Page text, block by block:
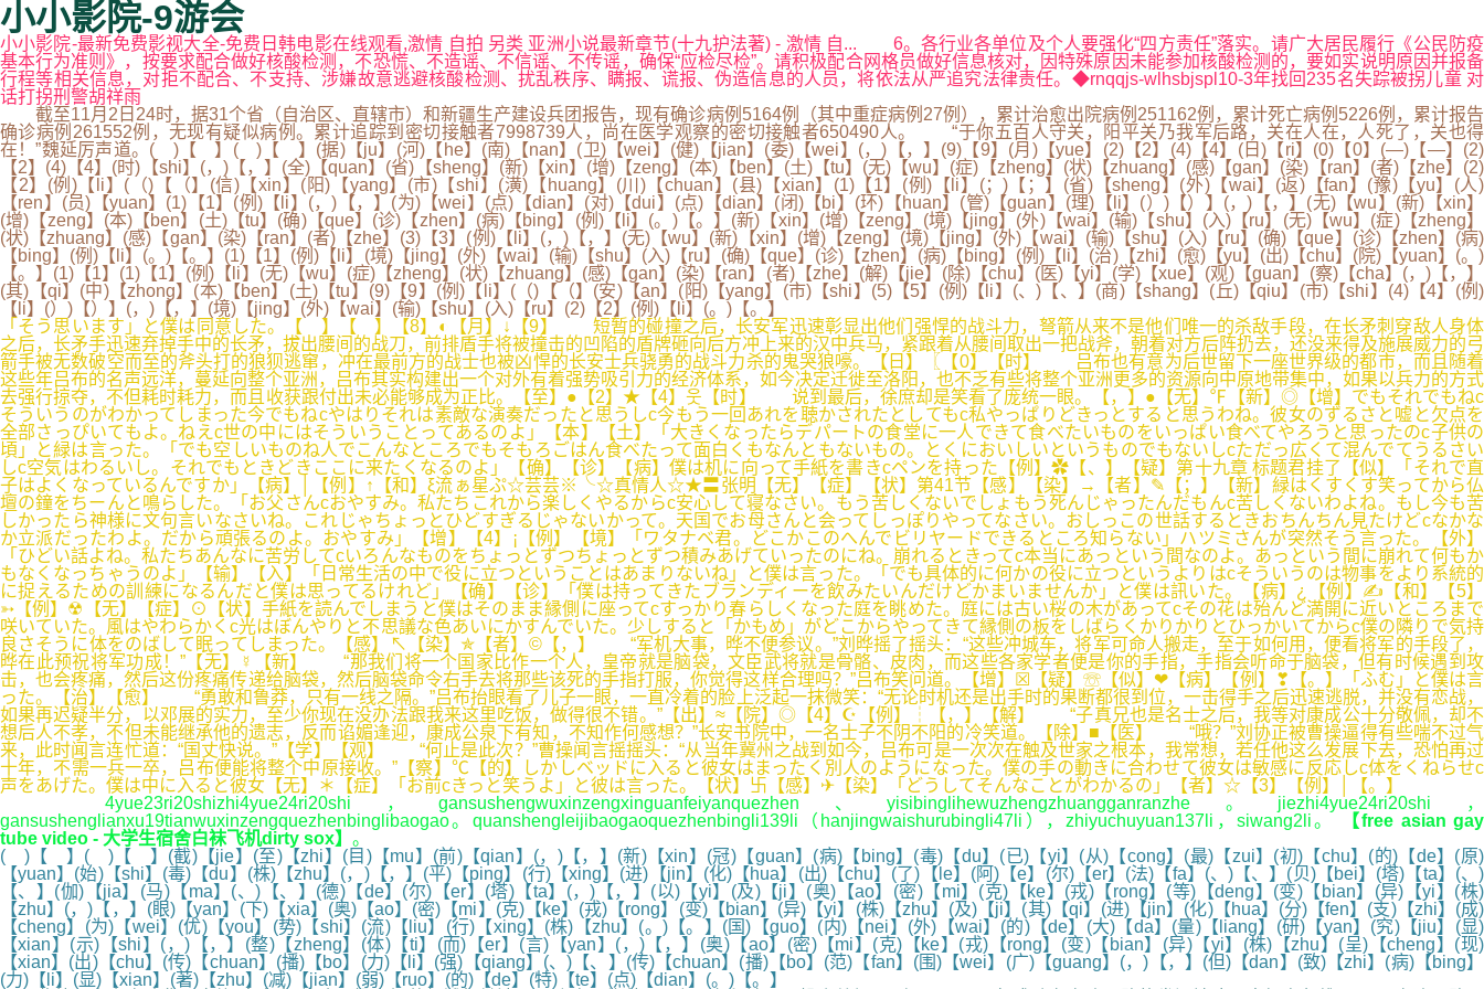
小小影院-9游会
小小影院-最新免费影视大全-免费日韩电影在线观看,激情 自拍 另类 亚洲小说最新章节(十九护法著) - 激情 自... 6。各行业各单位及个人要强化“四方责任”落实。请广大居民履行《公民防疫
基本行为准则》，按要求配合做好核酸检测，不恐慌、不造谣、不信谣、不传谣，确保“应检尽检”。请积极配合网格员做好信息核对，因特殊原因未能参加核酸检测的，要如实说明原因并报备
行程等相关信息，对拒不配合、不支持、涉嫌故意逃避核酸检测、扰乱秩序、瞒报、谎报、伪造信息的人员，将依法从严追究法律责任。◆rnqqjs-wlhsbjspl10-3年找回235名失踪被拐儿童 对
话打拐刑警胡祥雨
截至11月2日24时，据31个省（自治区、直辖市）和新疆生产建设兵团报告，现有确诊病例5164例（其中重症病例27例），累计治愈出院病例251162例，累计死亡病例5226例，累计报告
确诊病例261552例，无现有疑似病例。累计追踪到密切接触者7998739人，尚在医学观察的密切接触者650490人。 “于你五百人守关，阳平关乃我军后路，关在人在，人死了，关也得
在！”魏延厉声道。( )【 】( )【 】(据)【ju】(河)【he】(南)【nan】(卫)【wei】(健)【jian】(委)【wei】(，)【，】(9)【9】(月)【yue】(2)【2】(4)【4】(日)【ri】(0)【0】(—)【—】(2)
【2】(4)【4】(时)【shi】(，)【，】(全)【quan】(省)【sheng】(新)【xin】(增)【zeng】(本)【ben】(土)【tu】(无)【wu】(症)【zheng】(状)【zhuang】(感)【gan】(染)【ran】(者)【zhe】(2)
【2】(例)【li】(（)【（】(信)【xin】(阳)【yang】(市)【shi】(潢)【huang】(川)【chuan】(县)【xian】(1)【1】(例)【li】(；)【；】(省)【sheng】(外)【wai】(返)【fan】(豫)【yu】(人)
【ren】(员)【yuan】(1)【1】(例)【li】(，)【，】(为)【wei】(点)【dian】(对)【dui】(点)【dian】(闭)【bi】(环)【huan】(管)【guan】(理)【li】(）)【）】(，)【，】(无)【wu】(新)【xin】
(增)【zeng】(本)【ben】(土)【tu】(确)【que】(诊)【zhen】(病)【bing】(例)【li】(。)【。】(新)【xin】(增)【zeng】(境)【jing】(外)【wai】(输)【shu】(入)【ru】(无)【wu】(症)【zheng】
(状)【zhuang】(感)【gan】(染)【ran】(者)【zhe】(3)【3】(例)【li】(，)【，】(无)【wu】(新)【xin】(增)【zeng】(境)【jing】(外)【wai】(输)【shu】(入)【ru】(确)【que】(诊)【zhen】(病)
【bing】(例)【li】(。)【。】(1)【1】(例)【li】(境)【jing】(外)【wai】(输)【shu】(入)【ru】(确)【que】(诊)【zhen】(病)【bing】(例)【li】(治)【zhi】(愈)【yu】(出)【chu】(院)【yuan】(。)
【。】(1)【1】(1)【1】(例)【li】(无)【wu】(症)【zheng】(状)【zhuang】(感)【gan】(染)【ran】(者)【zhe】(解)【jie】(除)【chu】(医)【yi】(学)【xue】(观)【guan】(察)【cha】(，)【，】
(其)【qi】(中)【zhong】(本)【ben】(土)【tu】(9)【9】(例)【li】(（)【（】(安)【an】(阳)【yang】(市)【shi】(5)【5】(例)【li】(、)【、】(商)【shang】(丘)【qiu】(市)【shi】(4)【4】(例)
【li】(）)【）】(，)【，】(境)【jing】(外)【wai】(输)【shu】(入)【ru】(2)【2】(例)【li】(。)【。】
「そう思います」と僕は同意した。【 】【 】【8】◐【月】↓【9】 短暂的碰撞之后，长安军迅速彰显出他们强悍的战斗力，弩箭从来不是他们唯一的杀敌手段，在长矛刺穿敌人身体
之后，长矛手迅速弃掉手中的长矛，拔出腰间的战刀，前排盾手将被撞击的凹陷的盾牌砸向后方冲上来的汉中兵马，紧跟着从腰间取出一把战斧，朝着对方后阵扔去，还没来得及施展威力的弓
箭手被无数破空而至的斧头打的狼狈逃窜，冲在最前方的战士也被凶悍的长安士兵骁勇的战斗力杀的鬼哭狼嚎。【日】〖【0】【时】 吕布也有意为后世留下一座世界级的都市，而且随着
这些年吕布的名声远洋，蔓延向整个亚洲，吕布其实构建出一个对外有着强势吸引力的经济体系，如今决定迁徙至洛阳，也不乏有些将整个亚洲更多的资源向中原地带集中，如果以兵力的方式
去强行掠夺，不但耗时耗力，而且收获跟付出未必能够成为正比。【至】●【2】★【4】웃【时】 说到最后，徐庶却是笑看了庞统一眼。【，】●【无】℉【新】◎【增】でもそれでもねc
そういうのがわかってしまった今でもねcやはりそれは素敵な演奏だったと思うしc今もう一回あれを聴かされたとしてもc私やっぱりどきっとすると思うわね。彼女のずるさと嘘と欠点を
全部さっぴいてもよ。ねえc世の中にはそういうことってあるのよ」【本】【土】「大きくなったらデパートの食堂に一人できて食べたいものをいっぱい食べてやろうと思ったのc子供の
頃」と緑は言った。「でも空しいものね人でこんなところでもそもろごはん食べたって面白くもなんともないもの。とくにおいしいというものでもないしcただっ広くて混んでてうるさい
しc空気はわるいし。それでもときどきここに来たくなるのよ」【确】【诊】【病】僕は机に向って手紙を書きcペンを持った【例】✿【、】【疑】第十九章 标题君挂了【似】「それで直
子はよくなっているんですか」【病】│【例】↑【和】ξ流ぁ星ぷ☆芸芸※╰☆真情人☆★〓张明【无】【症】【状】第41节【感】【染】→【者】✎【；】【新】緑はくすくす笑ってから仏
壇の鐘をちーんと鳴らした。「お父さんcおやすみ。私たちこれから楽しくやるからc安心して寝なさい。もう苦しくないでしょもう死んじゃったんだもんc苦しくないわよね。もし今も苦
しかったら神様に文句言いなさいね。これじゃちょっとひどすぎるじゃないかって。天国でお母さんと会ってしっぽりやってなさい。おしっこの世話するときおちんちん見たけどcなかな
か立派だったわよ。だから頑張るのよ。おやすみ」【增】【4】¡【例】【境】「ワタナベ君。どこかこのへんでビリヤードできるところ知らない」ハツミさんが突然そう言った。【外】
「ひどい話よね。私たちあんなに苦労してcいろんなものをちょっとずつちょっとずつ積みあげていったのにね。崩れるときってc本当にあっという間なのよ。あっという間に崩れて何もか
もなくなっちゃうのよ」【输】【入】「日常生活の中で役に立つということはあまりないね」と僕は言った。「でも具体的に何かの役に立つというよりはcそういうのは物事をより系統的
に捉えるための訓練になるんだと僕は思ってるけれど」【确】【诊】「僕は持ってきたブランディーを飲みたいんだけどかまいませんか」と僕は訊いた。【病】¿【例】✍【和】【5】
➳【例】☢【无】【症】⊙【状】手紙を読んでしまうと僕はそのまま縁側に座ってcすっかり春らしくなった庭を眺めた。庭には古い桜の木があってcその花は殆んど満開に近いところまで
咲いていた。風はやわらかくc光はぼんやりと不思議な色あいにかすんでいた。少しすると「かもめ」がどこからやってきて縁側の板をしばらくかりかりとひっかいてからc僕の隣りで気持
良さそうに体をのばして眠ってしまった。【感】↖【染】✯【者】©【，】 “军机大事，晔不便参议。”刘晔摇了摇头：“这些冲城车，将军可命人搬走，至于如何用，便看将军的手段了，
晔在此预祝将军功成！”【无】☿【新】 “那我们将一个国家比作一个人，皇帝就是脑袋，文臣武将就是骨骼、皮肉，而这些各家学者便是你的手指，手指会听命于脑袋，但有时候遇到攻
击，也会疼痛，然后这份疼痛传递给脑袋，然后脑袋命令右手去将那些该死的手指打服，你觉得这样合理吗？”吕布笑问道。【增】☒【疑】☏【似】❤【病】【例】❣【。】「ふむ」と僕は言
った。【治】【愈】 “勇敢和鲁莽，只有一线之隔。”吕布抬眼看了儿子一眼，一直冷着的脸上泛起一抹微笑：“无论时机还是出手时的果断都很到位，一击得手之后迅速逃脱，并没有恋战，
如果再迟疑半分，以邓展的实力，至少你现在没办法跟我来这里吃饭，做得很不错。”【出】≈【院】◎【4】☪【例】┆【，】【解】 “子真兄也是名士之后，我等对康成公十分敬佩，却不
想后人不孝，不但未能继承他的遗志，反而谄媚逢迎，康成公泉下有知，不知作何感想？”长安书院中，一名士子不阴不阳的冷笑道。【除】■【医】 “哦？”刘协正被曹操逼得有些喘不过气
来，此时闻言连忙道：“国丈快说。”【学】【观】 “何止是此次？”曹操闻言摇摇头：“从当年冀州之战到如今，吕布可是一次次在触及世家之根本，我常想，若任他这么发展下去，恐怕再过
十年，不需一兵一卒，吕布便能将整个中原接收。”【察】℃【的】しかしベッドに入ると彼女はまったく別人のようになった。僕の手の動きに合わせて彼女は敏感に反応しc体をくねらせc
声をあげた。僕は中に入ると彼女【无】＊【症】「お前cきっと笑うよ」と彼は言った。【状】卐【感】✈【染】「どうしてそんなことがわかるの」【者】☆【3】【例】│【。】
4yue23ri20shizhi4yue24ri20shi，gansushengwuxinzengxinguanfeiyanquezhen、yisibinglihewuzhengzhuangganranzhe。jiezhi4yue24ri20shi，
gansushenglianxu19tianwuxinzengquezhenbinglibaogao。quanshengleijibaogaoquezhenbingli139li（hanjingwaishurubingli47li），zhiyuchuyuan137li，siwang2li。
【free asian gay
tube video - 大学生宿舍白袜飞机dirty sox】 。
( )【 】( )【 】(截)【jie】(至)【zhi】(目)【mu】(前)【qian】(，)【，】(新)【xin】(冠)【guan】(病)【bing】(毒)【du】(已)【yi】(从)【cong】(最)【zui】(初)【chu】(的)【de】(原)
【yuan】(始)【shi】(毒)【du】(株)【zhu】(，)【，】(平)【ping】(行)【xing】(进)【jin】(化)【hua】(出)【chu】(了)【le】(阿)【e】(尔)【er】(法)【fa】(、)【、】(贝)【bei】(塔)【ta】(、)
【、】(伽)【jia】(马)【ma】(、)【、】(德)【de】(尔)【er】(塔)【ta】(，)【，】(以)【yi】(及)【ji】(奥)【ao】(密)【mi】(克)【ke】(戎)【rong】(等)【deng】(变)【bian】(异)【yi】(株)
【zhu】(，)【，】(眼)【yan】(下)【xia】(奥)【ao】(密)【mi】(克)【ke】(戎)【rong】(变)【bian】(异)【yi】(株)【zhu】(及)【ji】(其)【qi】(进)【jin】(化)【hua】(分)【fen】(支)【zhi】(成)
【cheng】(为)【wei】(优)【you】(势)【shi】(流)【liu】(行)【xing】(株)【zhu】(。)【。】(国)【guo】(内)【nei】(外)【wai】(的)【de】(大)【da】(量)【liang】(研)【yan】(究)【jiu】(显)
【xian】(示)【shi】(，)【，】(整)【zheng】(体)【ti】(而)【er】(言)【yan】(，)【，】(奥)【ao】(密)【mi】(克)【ke】(戎)【rong】(变)【bian】(异)【yi】(株)【zhu】(呈)【cheng】(现)
【xian】(出)【chu】(传)【chuan】(播)【bo】(力)【li】(强)【qiang】(、)【、】(传)【chuan】(播)【bo】(范)【fan】(围)【wei】(广)【guang】(，)【，】(但)【dan】(致)【zhi】(病)【bing】
(力)【li】(显)【xian】(著)【zhu】(减)【jian】(弱)【ruo】(的)【de】(特)【te】(点)【dian】(。)【。】